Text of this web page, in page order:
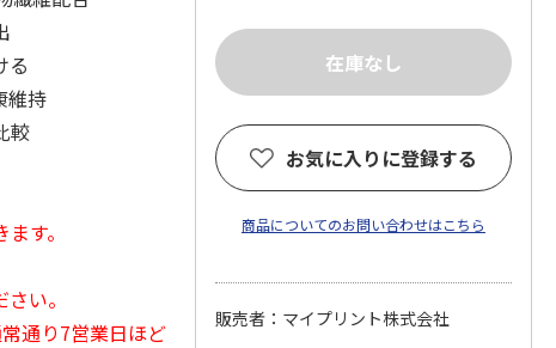
る
維持
較
す。
い。
通り7営業日ほど
お気に入りに登録する
商品についてのお問い合わせはこちら
販売者：マイプリント株式会社